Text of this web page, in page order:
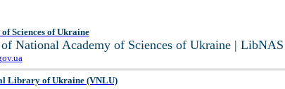
Sciences of Ukraine
National Academy of Sciences of Ukraine | LibNAS
Library of Ukraine (VNLU)